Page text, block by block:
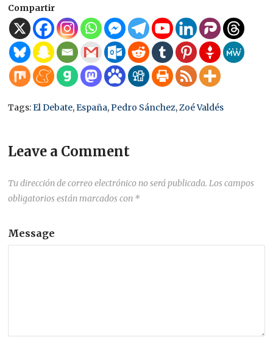
Compartir
Tags:El Debate,España,Pedro Sánchez,Zoé Valdés
Leave a Comment
Tu dirección de correo electrónico no será publicada. Los campos
obligatorios están marcados con *
Message